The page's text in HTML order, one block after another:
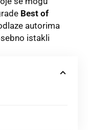
Best of
autorima
istakli